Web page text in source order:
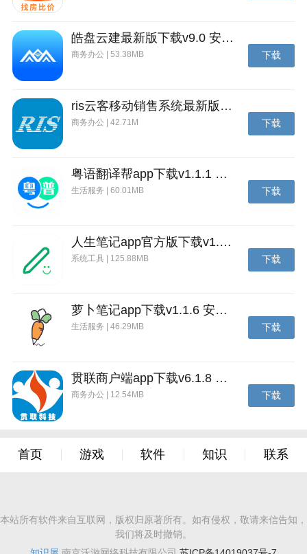
皓盘云建最新版下载v9.0 安卓版
商务办公 | 53.38MB 下载
ris云客移动销售系统最新版下载v1.1.25 安卓手机版
商务办公 | 42.71M 下载
粤语翻译帮app下载v1.1.1 安卓版
生活服务 | 60.01MB 下载
人生笔记app官方版下载v1.19.4 安卓版
系统工具 | 125.88MB 下载
萝卜笔记app下载v1.1.6 安卓版
生活服务 | 46.29MB 下载
贯联商户端app下载v6.1.8 安卓版
商务办公 | 12.54MB 下载
首页 游戏 软件 知识 联系
本站所有软件来自互联网，版权归原著所有。如有侵权，敬请来信告知，
我们将及时撤销。